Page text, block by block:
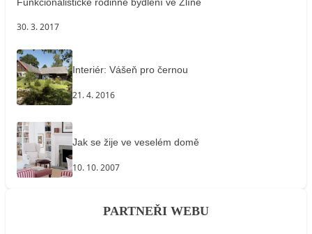
30. 3. 2017
Interiér: Vášeň pro černou
21. 4. 2016
Jak se žije ve veselém domě
10. 10. 2007
PARTNEŘI WEBU